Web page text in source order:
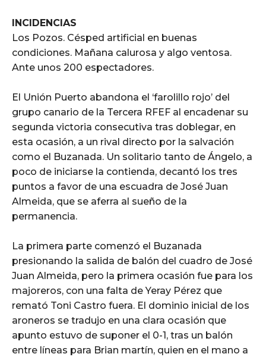
INCIDENCIAS
Los Pozos. Césped artificial en buenas
condiciones. Mañana calurosa y algo ventosa.
Ante unos 200 espectadores.
El Unión Puerto abandona el ‘farolillo rojo’ del
grupo canario de la Tercera RFEF al encadenar su
segunda victoria consecutiva tras doblegar, en
esta ocasión, a un rival directo por la salvación
como el Buzanada. Un solitario tanto de Ángelo, a
poco de iniciarse la contienda, decantó los tres
puntos a favor de una escuadra de José Juan
Almeida, que se aferra al sueño de la
permanencia.
La primera parte comenzó el Buzanada
presionando la salida de balón del cuadro de José
Juan Almeida, pero la primera ocasión fue para los
majoreros, con una falta de Yeray Pérez que
remató Toni Castro fuera. El dominio inicial de los
aroneros se tradujo en una clara ocasión que
apunto estuvo de suponer el 0-1, tras un balón
entre líneas para Brian martín, quien en el mano a